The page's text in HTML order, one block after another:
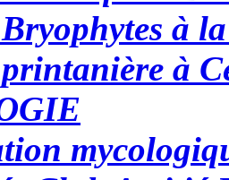
à
à